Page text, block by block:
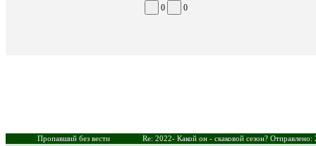
0 0
Пропавший без вести Re: 2022- Какой он - скаковой сезон?